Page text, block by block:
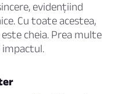
evidențiind
Cu toate acestea,
cheia. Prea multe